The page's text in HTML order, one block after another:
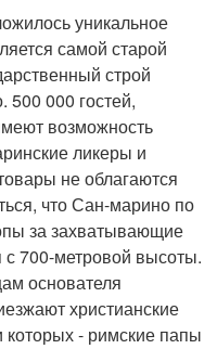
уникальное
самой старой
строй
500 000 гостей,
возможность
ликеры и
не облагаются
что Сан-марино по
за захватывающие
700-метровой высоты.
основателя
христианские
которых - римские папы